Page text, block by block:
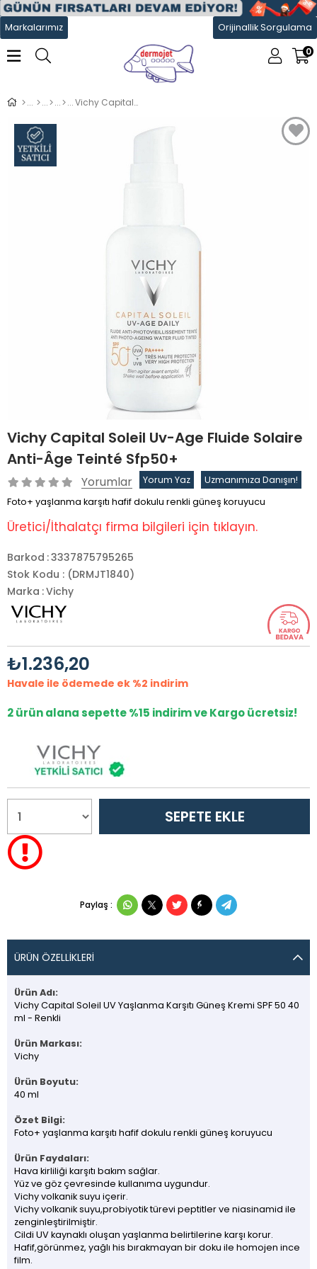
Markalarımız
Orijinallik Sorgulama
0
Vichy Capital Soleil Uv-Age Fluide Solaire Anti-Âge Teinté Sfp50+
Vichy Capital Soleil Uv-Age Fluide Solaire
Anti-Âge Teinté Sfp50+
Yorumlar Yorum Yaz
Uzmanımıza Danışın!
Foto+ yaşlanma karşıtı hafif dokulu renkli güneş koruyucu
Üretici/İthalatçı firma bilgileri için tıklayın.
Barkod :3337875795265
Stok Kodu
(DRMJT1840)
Marka :Vichy
₺1.236,20
Havale ile ödemede ek %2 indirim
2 ürün alana sepette %15 indirim ve Kargo ücretsiz!
Paylaş :
ÜRÜN ÖZELLIKLERI
Ürün Adı:
Vichy Capital Soleil UV Yaşlanma Karşıtı Güneş Kremi SPF 50 40
ml - Renkli
Ürün Markası:
Vichy
Ürün Boyutu:
40 ml
Özet Bilgi:
Foto+ yaşlanma karşıtı hafif dokulu renkli güneş koruyucu
Ürün Faydaları:
Hava kirliliği karşıtı bakım sağlar.
Yüz ve göz çevresinde kullanıma uygundur.
Vichy volkanik suyu içerir.
Vichy volkanik suyu,probiyotik türevi peptitler ve niasinamid ile
zenginleştirilmiştir.
Cildi UV kaynaklı oluşan yaşlanma belirtilerine karşı korur.
Hafif,görünmez, yağlı his bırakmayan bir doku ile homojen ince
film.